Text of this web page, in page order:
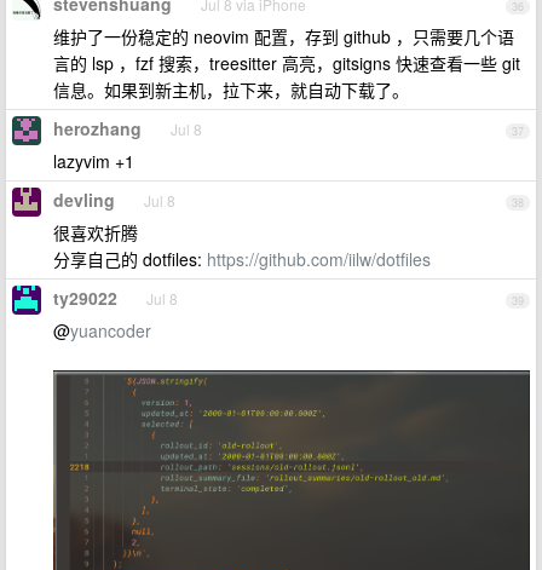
36
Jul 8 via iPhone
维护了一份稳定的 neovim 配置，存到 github ，只需要几个语
言的 lsp ，fzf 搜索，treesitter 高亮，gitsigns 快速查看一些 git
信息。如果到新主机，拉下来，就自动下载了。
37
herozhang Jul 8
lazyvim +1
38
devling Jul 8
很喜欢折腾
分享自己的 dotfiles: https://github.com/iilw/dotfiles
39
ty29022 Jul 8
@yuancoder